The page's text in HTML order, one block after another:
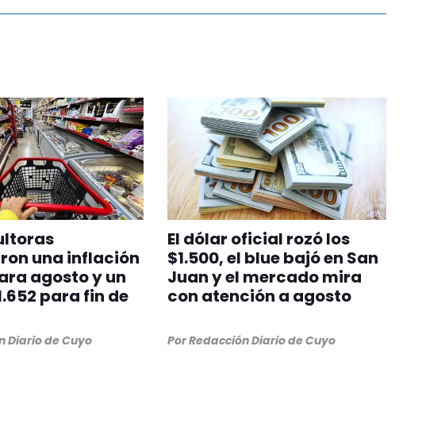
una inflación
agosto y un
para fin de
Diario de Cuyo
El dólar oficial rozó los
$1.500, el blue bajó en San
Juan y el mercado mira
con atención a agosto
PorRedacción Diario de Cuyo